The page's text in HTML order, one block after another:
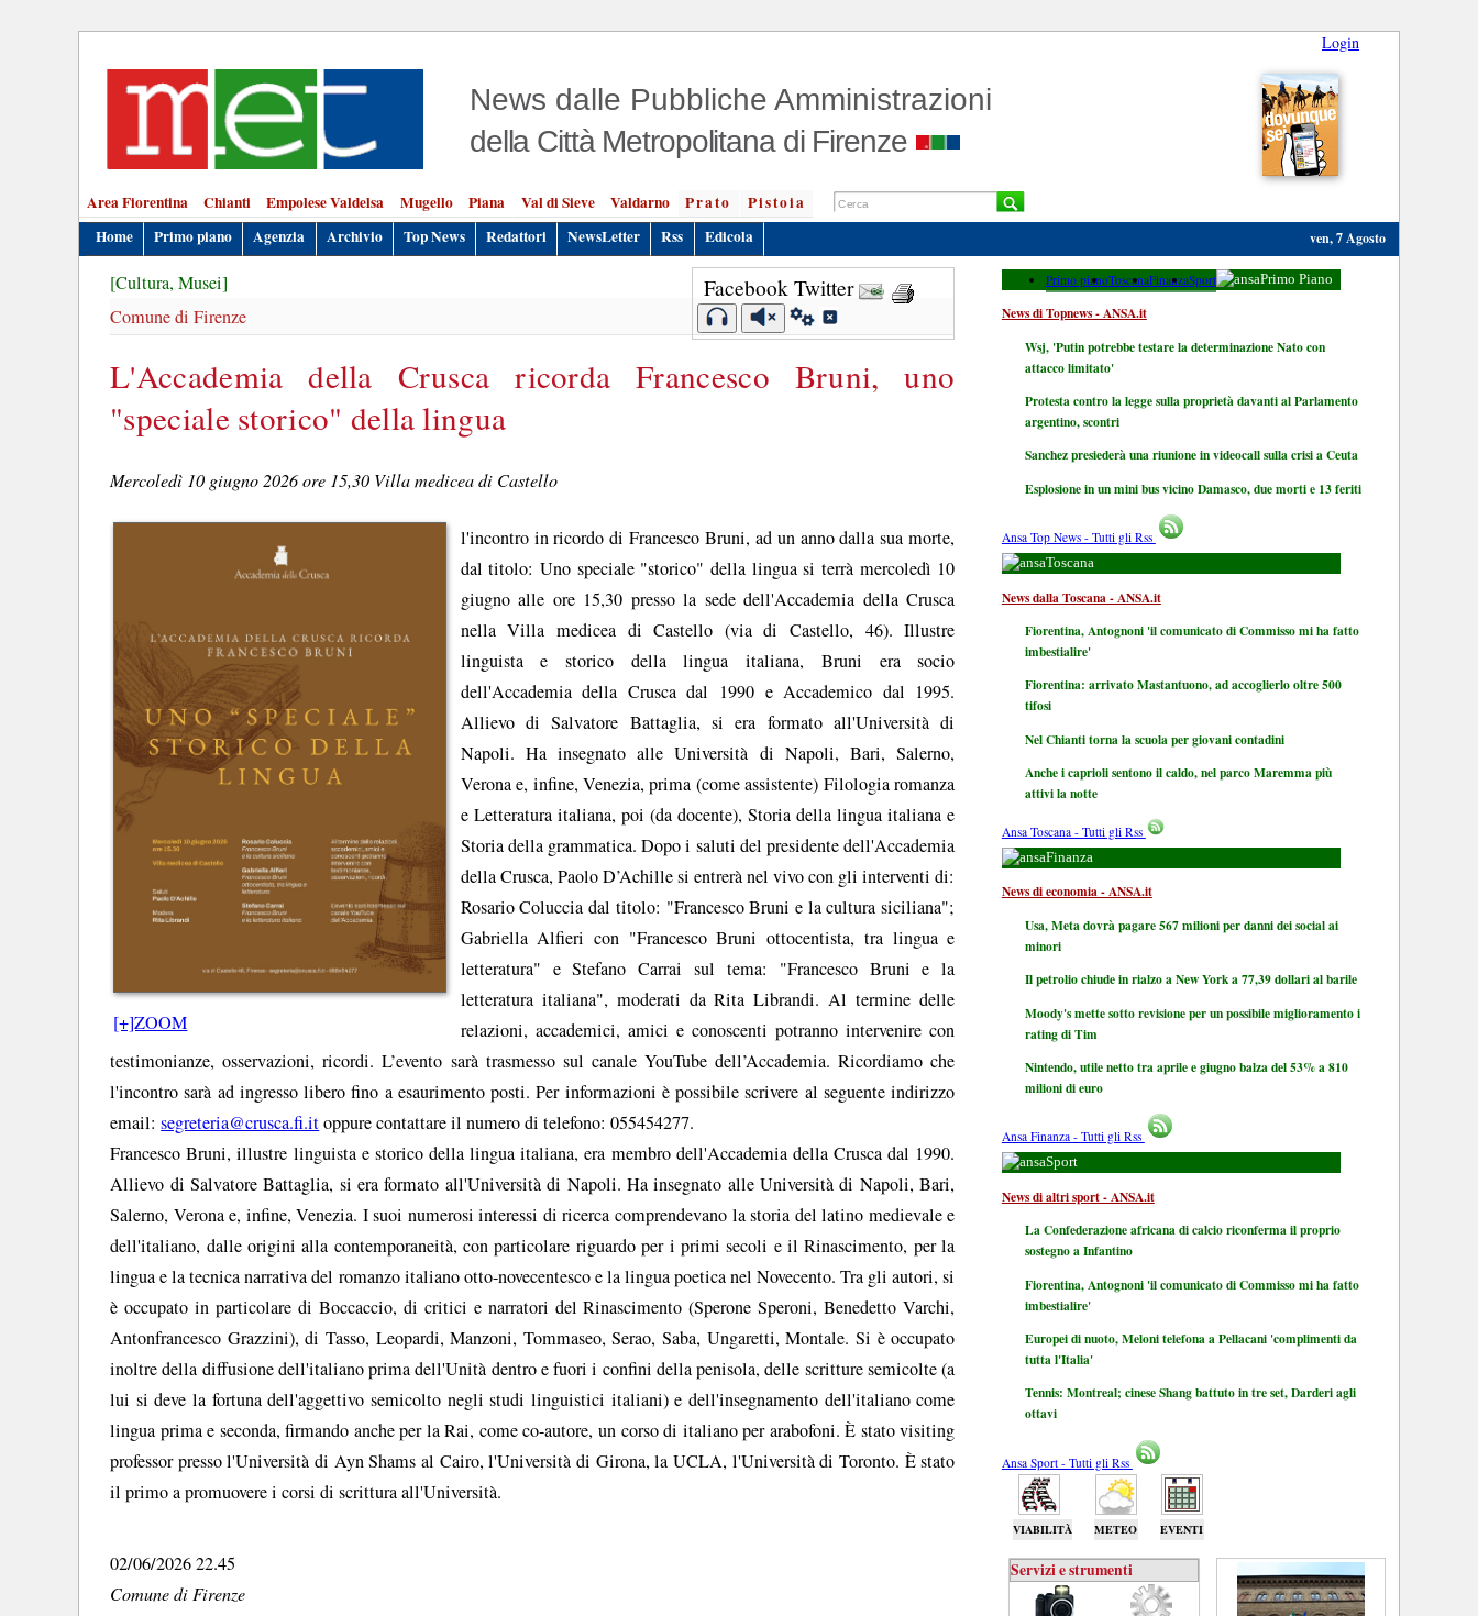
Login
News dalle Pubbliche Amministrazioni
della Città Metropolitana di Firenze
Area Fiorentina Chianti Empolese Valdelsa Mugello Piana Val di Sieve Valdarno Prato
Pistoia
Home
Primo piano Agenzia Archivio Top News Redattori NewsLetter Rss Edicola ven, 7 Agosto
Facebook Twitter
[Cultura, Musei]
Comune di Firenze
L'Accademia della Crusca ricorda Francesco Bruni, uno
"speciale storico" della lingua
Mercoledì 10 giugno 2026 ore 15,30 Villa medicea di Castello
[+]ZOOM
l'incontro in ricordo di Francesco Bruni, ad un anno dalla sua morte,
dal titolo: Uno speciale "storico" della lingua si terrà mercoledì 10
giugno alle ore 15,30 presso la sede dell'Accademia della Crusca
nella Villa medicea di Castello (via di Castello, 46). Illustre
linguista e storico della lingua italiana, Bruni era socio
dell'Accademia della Crusca dal 1990 e Accademico dal 1995.
Allievo di Salvatore Battaglia, si era formato all'Università di
Napoli. Ha insegnato alle Università di Napoli, Bari, Salerno,
Verona e, infine, Venezia, prima (come assistente) Filologia romanza
e Letteratura italiana, poi (da docente), Storia della lingua italiana e
Storia della grammatica. Dopo i saluti del presidente dell'Accademia
della Crusca, Paolo D’Achille si entrerà nel vivo con gli interventi di:
Rosario Coluccia dal titolo: "Francesco Bruni e la cultura siciliana";
Gabriella Alfieri con "Francesco Bruni ottocentista, tra lingua e
letteratura" e Stefano Carrai sul tema: "Francesco Bruni e la
letteratura italiana", moderati da Rita Librandi. Al termine delle
relazioni, accademici, amici e conoscenti potranno intervenire con
testimonianze, osservazioni, ricordi. L’evento sarà trasmesso sul canale YouTube dell’Accademia. Ricordiamo che
l'incontro sarà ad ingresso libero fino a esaurimento posti. Per informazioni è possibile scrivere al seguente indirizzo
email:segreteria@crusca.fi.itoppure contattare il numero di telefono: 055454277.
Francesco Bruni, illustre linguista e storico della lingua italiana, era membro dell'Accademia della Crusca dal 1990.
Allievo di Salvatore Battaglia, si era formato all'Università di Napoli. Ha insegnato alle Università di Napoli, Bari,
Salerno, Verona e, infine, Venezia. I suoi numerosi interessi di ricerca comprendevano la storia del latino medievale e
dell'italiano, dalle origini alla contemporaneità, con particolare riguardo per i primi secoli e il Rinascimento, per la
lingua e la tecnica narrativa del romanzo italiano otto-novecentesco e la lingua poetica nel Novecento. Tra gli autori, si
è occupato in particolare di Boccaccio, di critici e narratori del Rinascimento (Sperone Speroni, Benedetto Varchi,
Antonfrancesco Grazzini), di Tasso, Leopardi, Manzoni, Tommaseo, Serao, Saba, Ungaretti, Montale. Si è occupato
inoltre della diffusione dell'italiano prima dell'Unità dentro e fuori i confini della penisola, delle scritture semicolte (a
lui si deve la fortuna dell'aggettivo semicolto negli studi linguistici italiani) e dell'insegnamento dell'italiano come
lingua prima e seconda, firmando anche per la Rai, come co-autore, un corso di italiano per arabofoni. È stato visiting
professor presso l'Università di Ayn Shams al Cairo, l'Università di Girona, la UCLA, l'Università di Toronto. È stato
il primo a promuovere i corsi di scrittura all'Università.
02/06/2026 22.45
Comune di Firenze
Primo pianoToscanaFinanzaSport Primo Piano
News di Topnews - ANSA.it
Wsj, 'Putin potrebbe testare la determinazione Nato con
attacco limitato'
Protesta contro la legge sulla proprietà davanti al Parlamento
argentino, scontri
Sanchez presiederà una riunione in videocall sulla crisi a Ceuta
Esplosione in un mini bus vicino Damasco, due morti e 13 feriti
Ansa Top News - Tutti gli Rss
Toscana
News dalla Toscana - ANSA.it
Fiorentina, Antognoni 'il comunicato di Commisso mi ha fatto
imbestialire'
Fiorentina: arrivato Mastantuono, ad accoglierlo oltre 500
tifosi
Nel Chianti torna la scuola per giovani contadini
Anche i caprioli sentono il caldo, nel parco Maremma più
attivi la notte
Ansa Toscana - Tutti gli Rss
Finanza
News di economia - ANSA.it
Usa, Meta dovrà pagare 567 milioni per danni dei social ai
minori
Il petrolio chiude in rialzo a New York a 77,39 dollari al barile
Moody's mette sotto revisione per un possibile miglioramento i
rating di Tim
Nintendo, utile netto tra aprile e giugno balza del 53% a 810
milioni di euro
Ansa Finanza - Tutti gli Rss
Sport
News di altri sport - ANSA.it
La Confederazione africana di calcio riconferma il proprio
sostegno a Infantino
Fiorentina, Antognoni 'il comunicato di Commisso mi ha fatto
imbestialire'
Europei di nuoto, Meloni telefona a Pellacani 'complimenti da
tutta l'Italia'
Tennis: Montreal; cinese Shang battuto in tre set, Darderi agli
ottavi
Ansa Sport - Tutti gli Rss
VIABILITÀ METEO EVENTI
Servizi e strumenti